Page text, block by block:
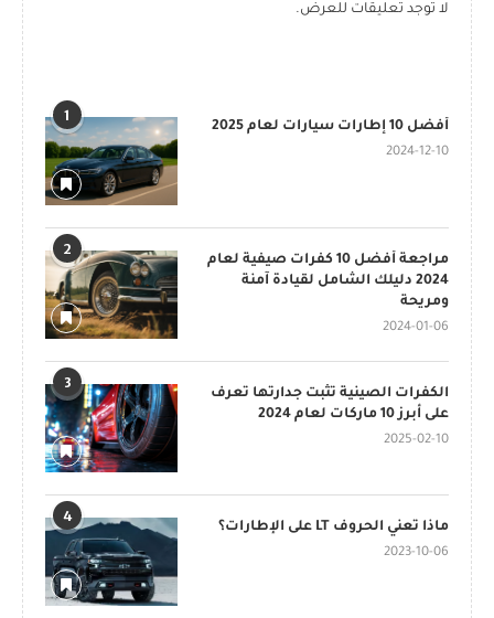
لا توجد تعليقات للعرض.
1
أفضل 10 إطارات سيارات لعام 2025
2024-12-10
2
مراجعة أفضل 10 كفرات صيفية لعام
2024 دليلك الشامل لقيادة آمنة
ومريحة
2024-01-06
3
الكفرات الصينية تثبت جدارتها تعرف
على أبرز 10 ماركات لعام 2024
2025-02-10
4
ماذا تعني الحروف LT على الإطارات؟
2023-10-06